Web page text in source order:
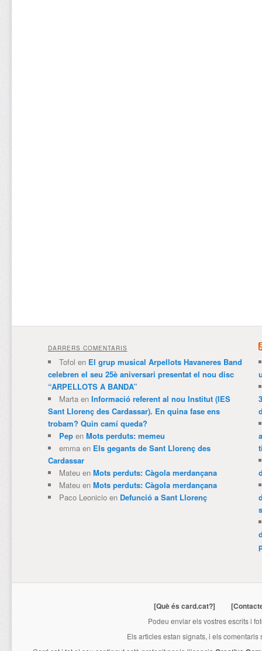
DARRERS COMENTARIS
Tofol en El grup musical Arpellots Havaneres Band
celebren el seu 25è aniversari presentat el nou disc
“ARPELLOTS A BANDA”
Martaen Informació referent al nou Institut (IES
Sant Llorenç des Cardassar). En quina fase ens
trobam? Quin camí queda?
Pepen Mots perduts: memeu
emmaen Els gegants de Sant Llorenç des
Cardassar
Mateuen Mots perduts: Càgola merdançana
Mateuen Mots perduts: Càgola merdançana
Paco Leonicioen Defunció a Sant Llorenç
[Què és card.cat?]
Podeu enviar els vostres escrits i
Els articles estan signats, i els